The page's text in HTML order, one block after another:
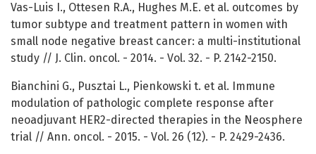
Vas-Luis I., Ottesen R.A., Hughes M.E. et al. outcomes by
tumor subtype and treatment pattern in women with
small node negative breast cancer: a multi-institutional
study // J. Clin. oncol. - 2014. - Vol. 32. - P. 2142-2150.
Bianchini G., Pusztai L., Pienkowski t. et al. Immune
modulation of pathologic complete response after
neoadjuvant HER2-directed therapies in the Neosphere
trial // Ann. oncol. - 2015. - Vol. 26 (12). - P. 2429-2436.